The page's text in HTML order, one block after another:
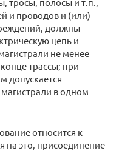
и проводов и (или)
должны
цепь и
не менее
трассы; при
допускается
в одном
относится к
на это, присоединение